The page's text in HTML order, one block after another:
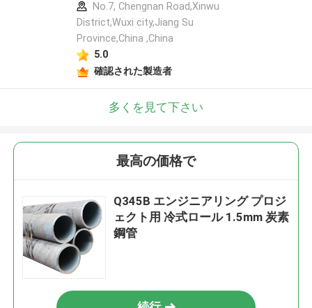
No.7, Chengnan Road,Xinwu
District,Wuxi city,Jiang Su
Province,China ,China
5.0
確認された製造者
多くを見て下さい
最高の価格で
Q345B エンジニアリング プロジ
ェクト用 冷式ロール 1.5mm 炭素
鋼管